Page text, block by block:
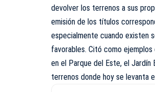
devolver los terrenos a sus
emisión de los títulos
especialmente cuando existen
favorables. Citó como
en el Parque del Este, el Jardín
terrenos donde hoy se levanta